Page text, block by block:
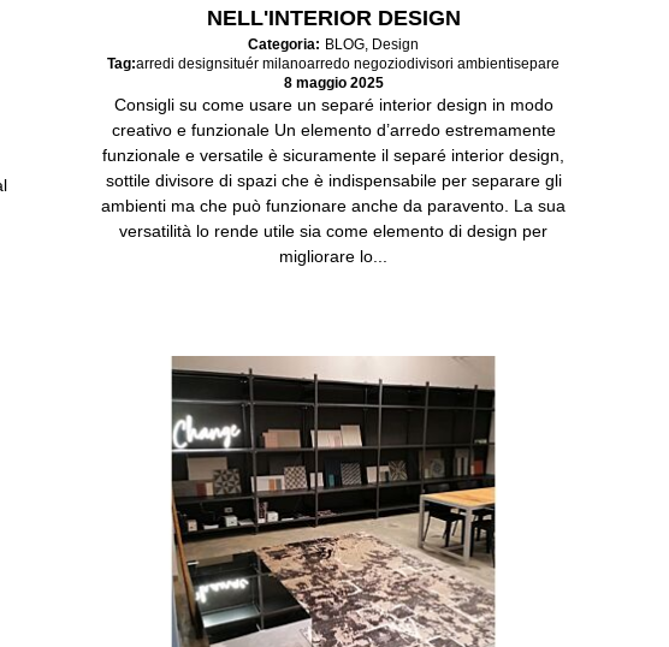
NELL'INTERIOR DESIGN
Categoria: BLOG Design
Tag:arredi designsituér milanoarredo negoziodivisori ambientisepare
8 maggio 2025
Consigli su come usare un separé interior design in modo
creativo e funzionale Un elemento d’arredo estremamente
funzionale e versatile è sicuramente il separé interior design,
sottile divisore di spazi che è indispensabile per separare gli
ambienti ma che può funzionare anche da paravento. La sua
versatilità lo rende utile sia come elemento di design per
migliorare lo...